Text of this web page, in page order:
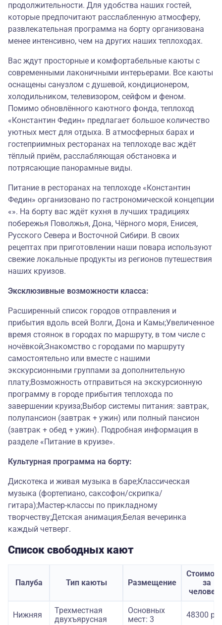
продолжительности. Для удобства наших гостей,
которые предпочитают расслабленную атмосферу,
развлекательная программа на борту организована
менее интенсивно, чем на других наших теплоходах.
Вас ждут просторные и комфортабельные каюты с
современными лаконичными интерьерами. Все каюты
оснащены санузлом с душевой, кондиционером,
холодильником, телевизором, сейфом и феном.
Помимо обновлённого каютного фонда, теплоход
«Константин Федин» предлагает большое количество
уютных мест для отдыха. В атмосферных барах и
гостеприимных ресторанах на теплоходе вас ждёт
тёплый приём, расслабляющая обстановка и
потрясающие панорамные виды.
Питание в ресторанах на теплоходе «Константин
Федин» организовано по гастрономической концепции
«». На борту вас ждёт кухня в лучших традициях
побережья Поволжья, Дона, Чёрного моря, Енисея,
Русского Севера и Восточной Сибири. В своих
рецептах при приготовлении наши повара используют
свежие локальные продукты из регионов путешествия
наших круизов.
Эксклюзивные возможности класса:
Расширенный список городов отправления и
прибытия вдоль всей Волги, Дона и Камы;Увеличенное
время стоянок в городах по маршруту, в том числе с
ночёвкой;Знакомство с городами по маршруту
самостоятельно или вместе с нашими
экскурсионными группами за дополнительную
плату;Возможность отправиться на экскурсионную
программу в городе прибытия теплохода по
завершении круиза;Выбор системы питания: завтрак,
полупансион (завтрак + ужин) или полный пансион
(завтрак + обед + ужин). Подробная информация в
разделе «Питание в круизе».
Культурная программа на борту:
Дискотека и живая музыка в баре;Классическая
музыка (фортепиано, саксофон/скрипка/
гитара);Мастер-классы по прикладному
творчеству;Детская анимация;Белая вечеринка
каждый четверг.
Список свободных кают
Палуба Тип каюты Размещение
за
Нижняя
Трехместная
двухъярусная
Основных
мест: 3
48300